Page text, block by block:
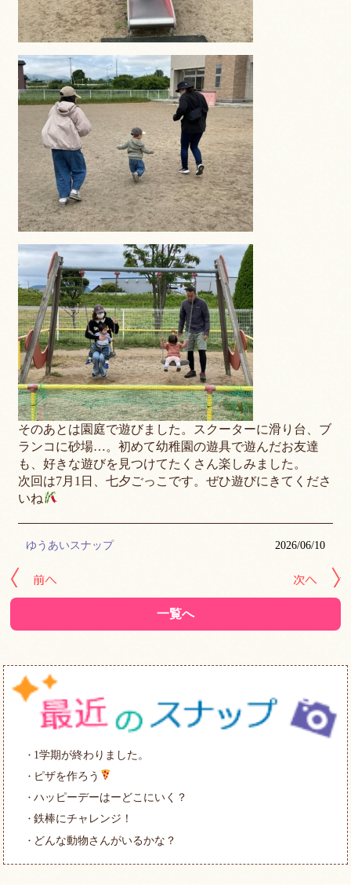
そのあとは園庭で遊びました。スクーターに滑り台、ブ
ランコに砂場…。初めて幼稚園の遊具で遊んだお友達
も、好きな遊びを見つけてたくさん楽しみました。
次回は7月1日、七夕ごっこです。ぜひ遊びにきてくださ
いね
ゆうあいスナップ 2026/06/10
一覧へ
1学期が終わりました。
ピザを作ろう
ハッピーデーはーどこにいく？
鉄棒にチャレンジ！
どんな動物さんがいるかな？